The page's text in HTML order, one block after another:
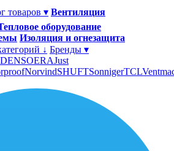
товаров ▾ Вентиляция
оборудование
Изоляция и огнезащита
↓ Бренды ▾
ENSOERAJust
NorvindSHUFTSonnigerTCL